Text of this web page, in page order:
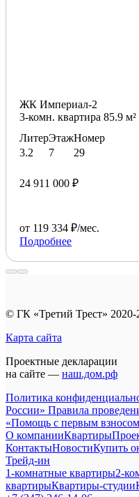
ЖК Империал-2
3-комн. квартира 85.9 м²
Литер
3.2
Этаж
7
Номер
29
24 911 000 ₽
от 119 334 ₽/мес.
Подробнее
© ГК «Третий Трест» 2020-
Карта сайта
Проектные декларации
на сайте — наш.дом.рф
Политика
России» Правила
«Помощь с первым
О компанииКвартиры
КонтактыНовостиКупить
Трейд-ин
1-комнатные квартиры2-
квартирыКвартиры-студии